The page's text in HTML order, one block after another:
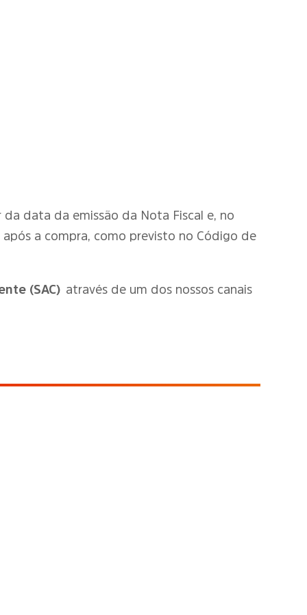
da data da emissão da Nota Fiscal e, no
a compra, como previsto no Código de
(SAC) através de um dos nossos canais